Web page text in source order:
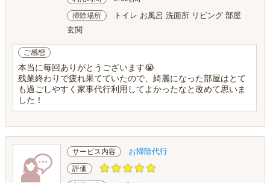
掃除場所
トイレ お風呂 洗面所 リビング 部屋
玄関
ご感想
本当に毎回ありがとうございます😭
残業終わりで疲れ果てていたので、綺麗になった部屋はとて
も過ごしやすく家事代行利用してよかったなと改めて思いま
した！
サービス内容 お掃除代行
評価